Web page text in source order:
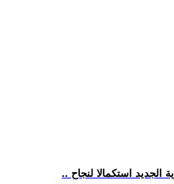
الجديد استكمالا لنجاح